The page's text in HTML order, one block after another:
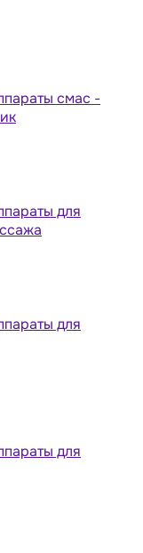
cмас -
для
для
для